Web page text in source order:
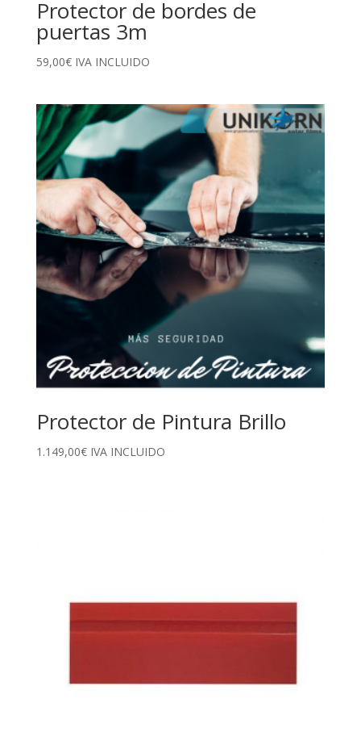
Protector de bordes de
puertas 3m
59,00€ IVA INCLUIDO
Protector de Pintura Brillo
1.149,00€ IVA INCLUIDO